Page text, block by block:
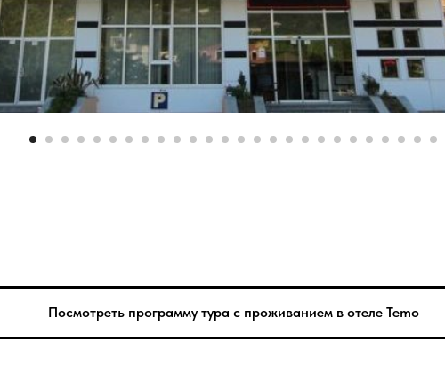
Посмотреть программу тура с проживанием в отеле Temo